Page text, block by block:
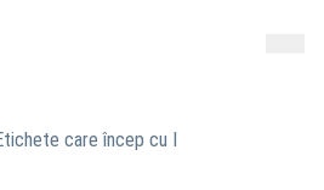
care încep cu I